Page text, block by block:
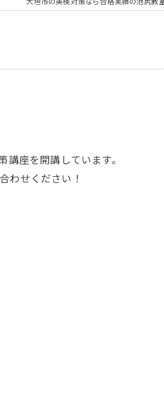
大垣市の英検対策なら合格実績の池尻教
座を開講しています。
わせください！